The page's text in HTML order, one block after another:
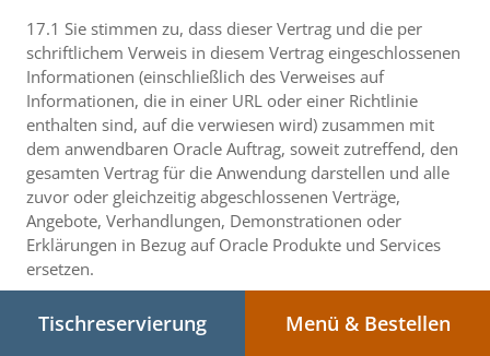
17.1 Sie stimmen zu, dass dieser Vertrag und die per
schriftlichem Verweis in diesem Vertrag eingeschlossenen
Informationen (einschließlich des Verweises auf
Informationen, die in einer URL oder einer Richtlinie
enthalten sind, auf die verwiesen wird) zusammen mit
dem anwendbaren Oracle Auftrag, soweit zutreffend, den
gesamten Vertrag für die Anwendung darstellen und alle
zuvor oder gleichzeitig abgeschlossenen Verträge,
Angebote, Verhandlungen, Demonstrationen oder
Erklärungen in Bezug auf Oracle Produkte und Services
ersetzen.
Bestimmungen dieses Vertrags und jedes Oracle Auftrags,
Tischreservierung Menü & Bestellen